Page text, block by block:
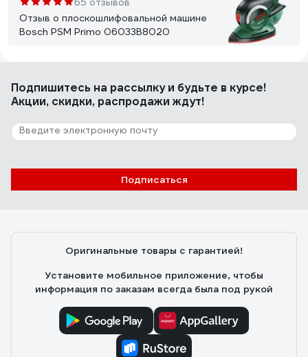
Отзыв о плоскошлифовальной машине
Bosch PSM Primo 06033B8020
не шумная, удобная в руках и удивительно
эффективная
Отзыв о болгарке (ушм) Makita 9558 HN
высококачественный термостойкий, пылезащищенный
включения.
Подпишитесь на рассылкуи будьте в курсе!
Акции, скидки, распродажи ждут!
Подписаться
Оригинальные товары с гарантией!
Установите мобильное приложение, чтобы
информация по заказам всегда была под рукой